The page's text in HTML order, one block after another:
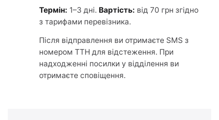
Термін: 1–3 дні. Вартість: від 70 грн згідно
з тарифами перевізника.
Після відправлення ви отримаєте SMS з
номером ТТН для відстеження. При
надходженні посилки у відділення ви
отримаєте сповіщення.